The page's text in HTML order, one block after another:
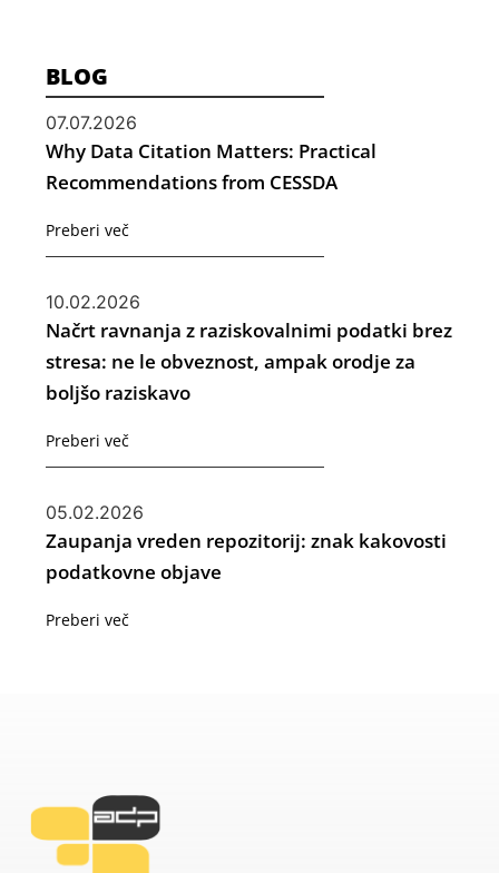
BLOG
07.07.2026
Why Data Citation Matters: Practical
Recommendations from CESSDA
Preberi več
10.02.2026
Načrt ravnanja z raziskovalnimi podatki brez
stresa: ne le obveznost, ampak orodje za
boljšo raziskavo
Preberi več
05.02.2026
Zaupanja vreden repozitorij: znak kakovosti
podatkovne objave
Preberi več